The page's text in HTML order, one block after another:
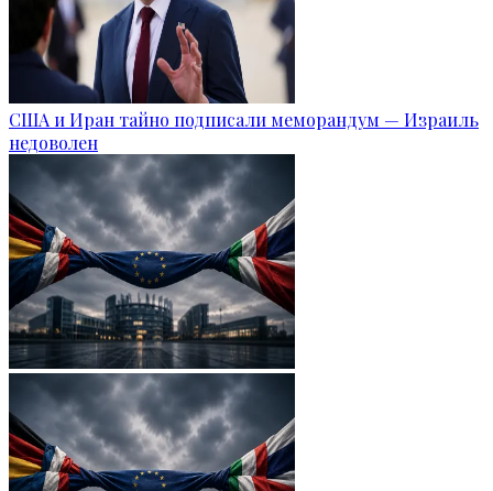
США и Иран тайно подписали меморандум — Израиль
недоволен